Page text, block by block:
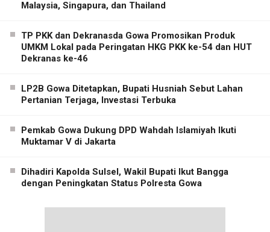
Malaysia, Singapura, dan Thailand
TP PKK dan Dekranasda Gowa Promosikan Produk
UMKM Lokal pada Peringatan HKG PKK ke-54 dan HUT
Dekranas ke-46
LP2B Gowa Ditetapkan, Bupati Husniah Sebut Lahan
Pertanian Terjaga, Investasi Terbuka
Pemkab Gowa Dukung DPD Wahdah Islamiyah Ikuti
Muktamar V di Jakarta
Dihadiri Kapolda Sulsel, Wakil Bupati Ikut Bangga
dengan Peningkatan Status Polresta Gowa